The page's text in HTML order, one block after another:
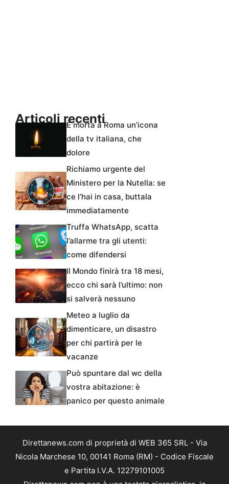
Articoli recentiÈ morta a Roma un’icona
della tv italiana, che
dolore
Richiamo urgente del
Ministero per la Nutella: se
ce l’hai in casa, buttala
immediatamente
Truffa WhatsApp, scatta
l’allarme tra gli utenti:
come difendersi
Il Mondo finirà tra 18 mesi,
ecco chi sarà l’ultimo: non
si salverà nessuno
Meteo a luglio da
dimenticare, un disastro
per chi partirà per le
vacanze
Può spuntare dal wc della
vostra abitazione: è
panico per questo animale
Direttanews.com di proprietà di WEB 365 SRL - Via
Nicola Marchese 10, 00141 Roma (RM) - Codice Fiscale
e Partita I.V.A. 12279101005